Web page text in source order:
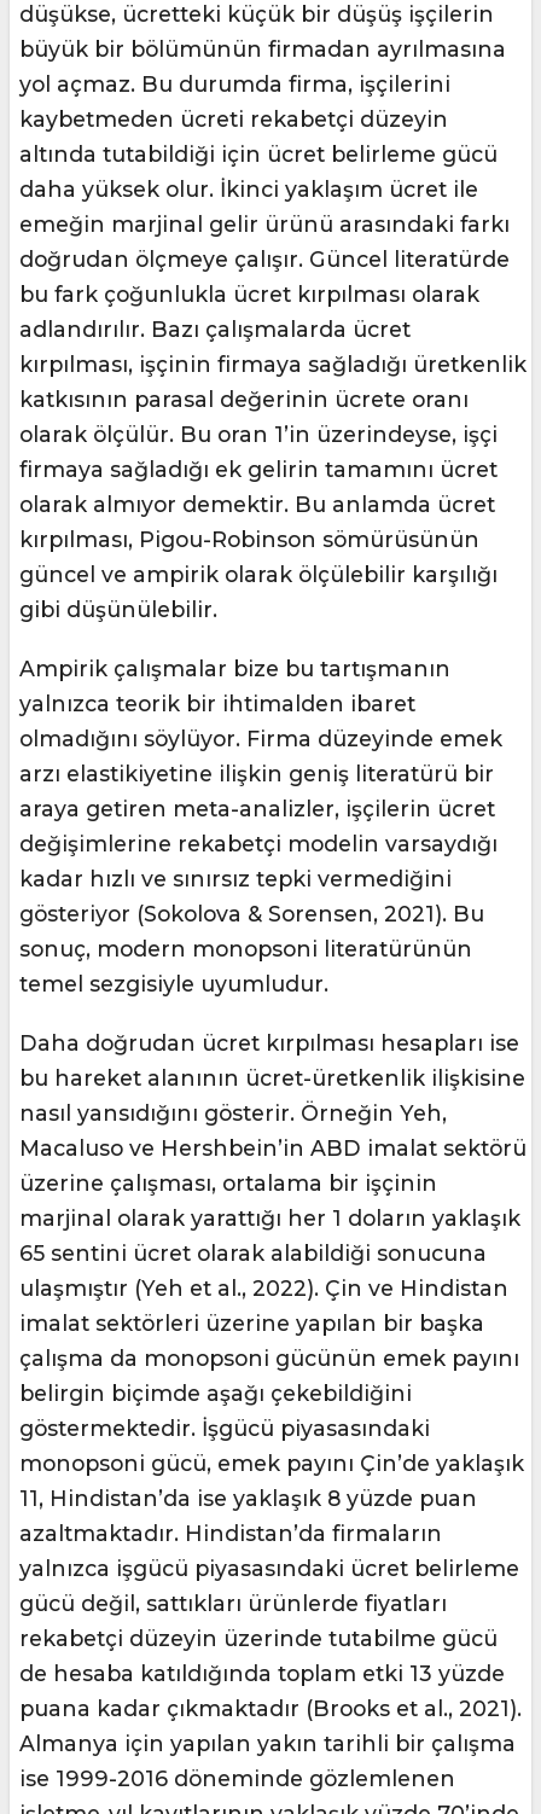
düşükse, ücretteki küçük bir düşüş işçilerin
büyük bir bölümünün firmadan ayrılmasına
yol açmaz. Bu durumda firma, işçilerini
kaybetmeden ücreti rekabetçi düzeyin
altında tutabildiği için ücret belirleme gücü
daha yüksek olur. İkinci yaklaşım ücret ile
emeğin marjinal gelir ürünü arasındaki farkı
doğrudan ölçmeye çalışır. Güncel literatürde
bu fark çoğunlukla ücret kırpılması olarak
adlandırılır. Bazı çalışmalarda ücret
kırpılması, işçinin firmaya sağladığı üretkenlik
katkısının parasal değerinin ücrete oranı
olarak ölçülür. Bu oran 1’in üzerindeyse, işçi
firmaya sağladığı ek gelirin tamamını ücret
olarak almıyor demektir. Bu anlamda ücret
kırpılması, Pigou-Robinson sömürüsünün
güncel ve ampirik olarak ölçülebilir karşılığı
gibi düşünülebilir.
Ampirik çalışmalar bize bu tartışmanın
yalnızca teorik bir ihtimalden ibaret
olmadığını söylüyor. Firma düzeyinde emek
arzı elastikiyetine ilişkin geniş literatürü bir
araya getiren meta-analizler, işçilerin ücret
değişimlerine rekabetçi modelin varsaydığı
kadar hızlı ve sınırsız tepki vermediğini
gösteriyor (Sokolova & Sorensen, 2021). Bu
sonuç, modern monopsoni literatürünün
temel sezgisiyle uyumludur.
Daha doğrudan ücret kırpılması hesapları ise
bu hareket alanının ücret-üretkenlik ilişkisine
nasıl yansıdığını gösterir. Örneğin Yeh,
Macaluso ve Hershbein’in ABD imalat sektörü
üzerine çalışması, ortalama bir işçinin
marjinal olarak yarattığı her 1 doların yaklaşık
65 sentini ücret olarak alabildiği sonucuna
ulaşmıştır (Yeh et al., 2022). Çin ve Hindistan
imalat sektörleri üzerine yapılan bir başka
çalışma da monopsoni gücünün emek payını
belirgin biçimde aşağı çekebildiğini
göstermektedir. İşgücü piyasasındaki
monopsoni gücü, emek payını Çin’de yaklaşık
11, Hindistan’da ise yaklaşık 8 yüzde puan
azaltmaktadır. Hindistan’da firmaların
yalnızca işgücü piyasasındaki ücret belirleme
gücü değil, sattıkları ürünlerde fiyatları
rekabetçi düzeyin üzerinde tutabilme gücü
de hesaba katıldığında toplam etki 13 yüzde
puana kadar çıkmaktadır (Brooks et al., 2021).
Almanya için yapılan yakın tarihli bir çalışma
ise 1999-2016 döneminde gözlemlenen